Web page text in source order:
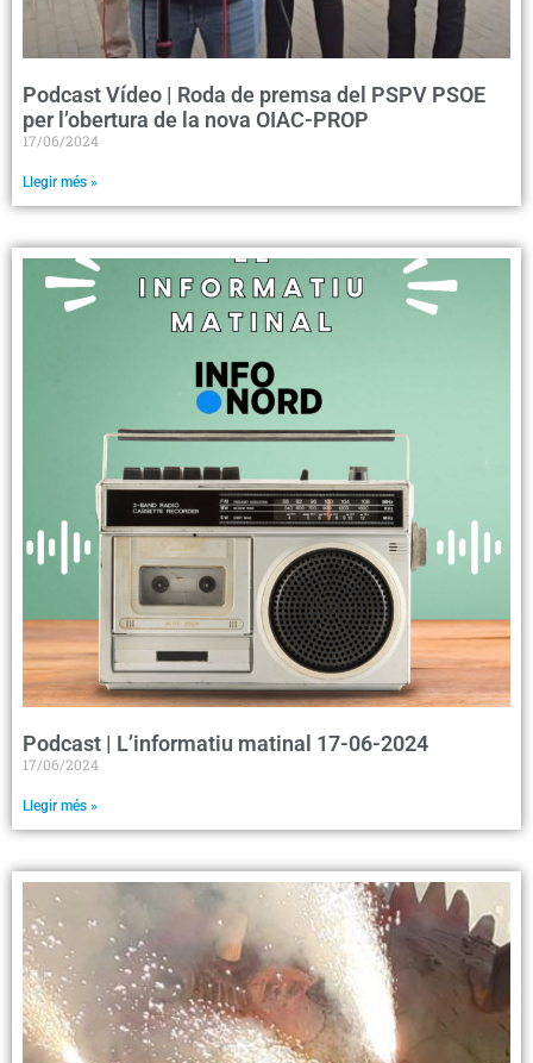
Podcast Vídeo | Roda de premsa del PSPV PSOE
per l’obertura de la nova OIAC-PROP
17/06/2024
Llegir més »
Podcast | L’informatiu matinal 17-06-2024
17/06/2024
Llegir més »